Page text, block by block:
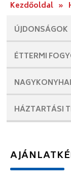
Kezdőoldal »
ÚJDONSÁGOK
ÉTTERMI
NAGYKONYHAI
HÁZTARTÁSI